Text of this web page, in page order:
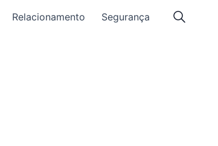
Relacionamento Segurança